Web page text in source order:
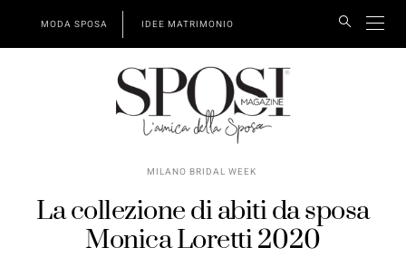
MODA SPOSA IDEE MATRIMONIO
MILANO BRIDAL WEEK
La collezione di abiti da sposa
Monica Loretti 2020